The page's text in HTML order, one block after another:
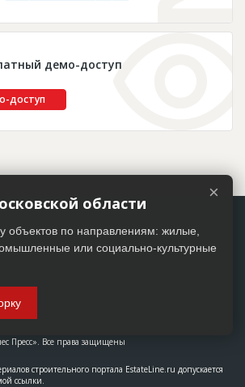
демо-доступ
доступ
Пресс». Все права защищены
строительного портала EstateLine.ru допускается
ссылки.
×
области
объектов по направлениям: жилые,
или социально-культурные